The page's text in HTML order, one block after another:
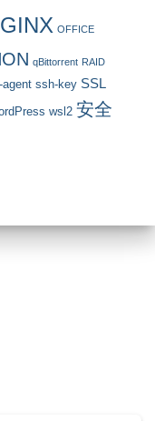
OFFICE
qBittorrent RAID
ssh-key SSL
wsl2 安全